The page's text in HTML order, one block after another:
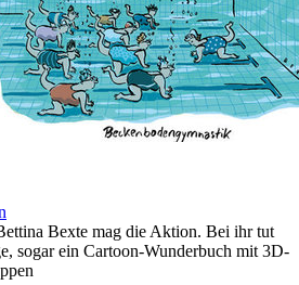
Bexte mag die Aktion. Bei ihr tut
sogar ein Cartoon-Wunderbuch mit 3D-